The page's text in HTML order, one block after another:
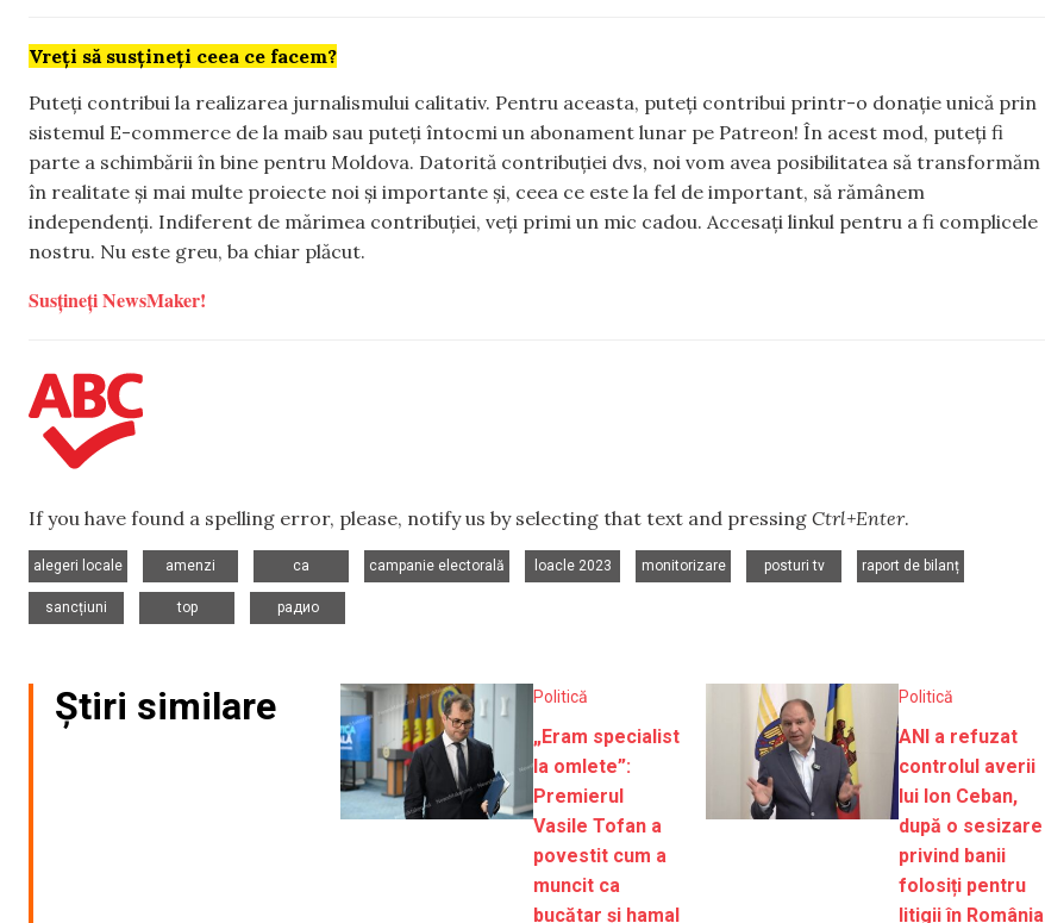
Vreți să susțineți ceea ce facem?
Puteți contribui la realizarea jurnalismului calitativ. Pentru aceasta, puteți contribui printr-o donație unică prin
sistemul E-commerce de la maib sau puteți întocmi un abonament lunar pe Patreon! În acest mod, puteți fi
parte a schimbării în bine pentru Moldova. Datorită contribuției dvs, noi vom avea posibilitatea să transformăm
în realitate și mai multe proiecte noi și importante și, ceea ce este la fel de important, să rămânem
independenți. Indiferent de mărimea contribuției, veți primi un mic cadou. Accesați linkul pentru a fi complicele
nostru. Nu este greu, ba chiar plăcut.
Susțineți NewsMaker!
If you have found a spelling error, please, notify us by selecting that text and pressing Ctrl+Enter.
alegeri locale
amenzi
ca
campanie electorală
loacle 2023
monitorizare
posturi tv
raport de bilanț
sancțiuni
top
радио
Știri similare Politică
„Eram specialist
la omlete”:
Premierul
Vasile Tofan a
povestit cum a
muncit ca
bucătar și hamal
Politică
ANI a refuzat
controlul averii
lui Ion Ceban,
după o sesizare
privind banii
folosiți pentru
litigii în România